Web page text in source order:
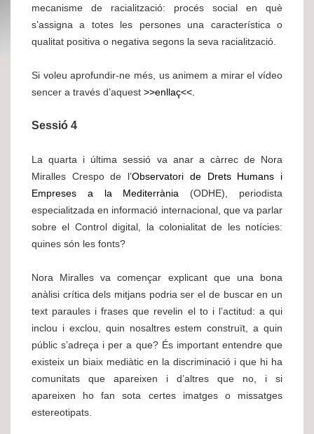
mecanisme de racialització: procés social en què
s’assigna a totes les persones una característica o
qualitat positiva o negativa segons la seva racialització.
Si voleu aprofundir-ne més, us animem a mirar el vídeo
sencer a través d’aquest >>enllaç<<.
Sessió 4
La quarta i última sessió va anar a càrrec de Nora
Miralles Crespo de l’Observatori de Drets Humans i
Empreses a la Mediterrània (ODHE), periodista
especialitzada en informació internacional, que va parlar
sobre el Control digital, la colonialitat de les notícies:
quines són les fonts?
Nora Miralles va començar explicant que una bona
anàlisi crítica dels mitjans podria ser el de buscar en un
text paraules i frases que revelin el to i l’actitud: a qui
inclou i exclou, quin nosaltres estem construït, a quin
públic s’adreça i per a que? És important entendre que
existeix un biaix mediàtic en la discriminació i que hi ha
comunitats que apareixen i d’altres que no, i si
apareixen ho fan sota certes imatges o missatges
estereotipats.